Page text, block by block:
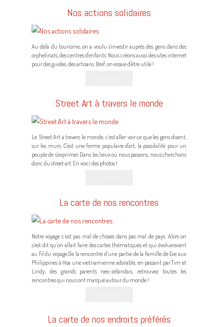
Nos actions solidaires
Au delà du tourisme, on a voulu s'investir auprès des gens dans des
orphelinats, des centres d'enfants. Nous créons aussi des sites internet
pour des guides, des artisans. Bref, on essaie d'être utile !
Street Art à travers le monde
Le Street Art à travers le monde, c’est aller voir ce que les gens disent,
sur les murs. C'est une forme populaire d'art, la possibilité pour un
peuple de s'exprimer. Dans les lieux où nous passons, nous cherchons
donc du street art. En voici des photos !
La carte de nos rencontres
Notre voyage c’est pas mal de choses dans pas mal de pays. Alors on
s’est dit qu’on allait faire des cartes thématiques et qui évolueraient
au fil du voyage.De la rencontre d’une partie de la famille de Eve aux
Philippines à Hoa une vietnamienne adorable, en passant par Tim et
Lindy, des grands parents neo-zélandais, retrouvez toutes les
rencontres qui nous ont marqué autour du monde !
La carte de nos endroits préférés